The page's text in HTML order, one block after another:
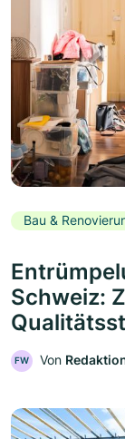
Bau &
Schweiz:
FW Von